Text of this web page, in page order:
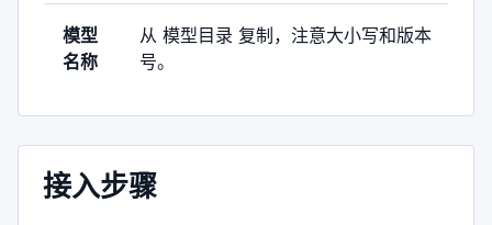
模型
名称
从 模型目录 复制，注意大小写和版本
号。
接入步骤